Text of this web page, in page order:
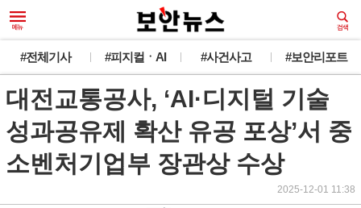
#전체기사 #피지컬ㆍAI #사건사고 #보안리포트
대전교통공사, ‘AI·디지털 기술
성과공유제 확산 유공 포상’서 중
소벤처기업부 장관상 수상
2025-12-01 11:38